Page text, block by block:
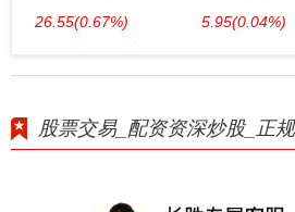
26.55(0.67%) 5.95(0.04%)
股票交易_配资资深炒股_正